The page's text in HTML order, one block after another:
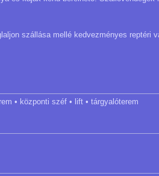
szállása mellé kedvezményes reptéri
• központi széf • lift • tárgyalóterem